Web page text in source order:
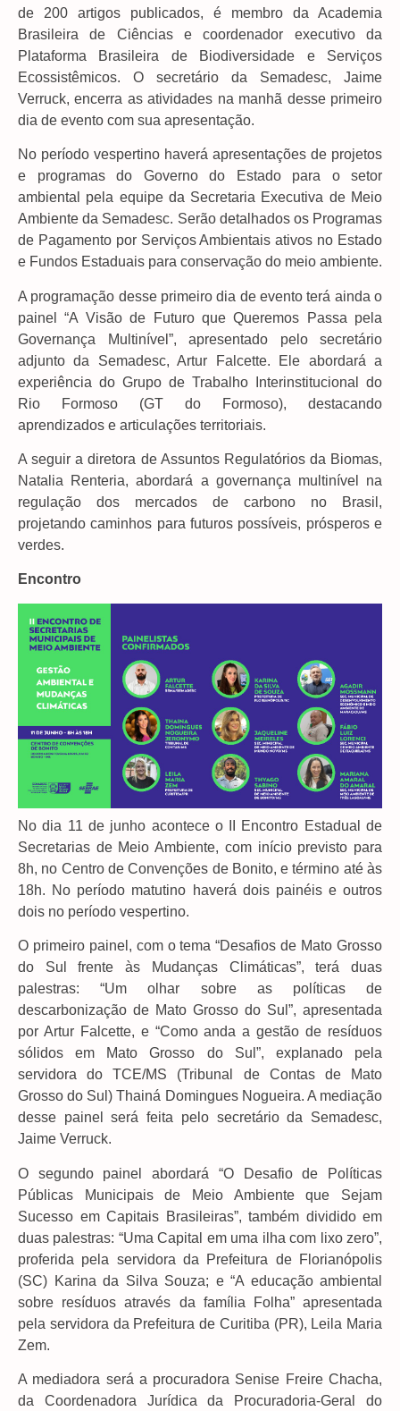
de 200 artigos publicados, é membro da Academia
Brasileira de Ciências e coordenador executivo da
Plataforma Brasileira de Biodiversidade e Serviços
Ecossistêmicos. O secretário da Semadesc, Jaime
Verruck, encerra as atividades na manhã desse primeiro
dia de evento com sua apresentação.
No período vespertino haverá apresentações de projetos
e programas do Governo do Estado para o setor
ambiental pela equipe da Secretaria Executiva de Meio
Ambiente da Semadesc. Serão detalhados os Programas
de Pagamento por Serviços Ambientais ativos no Estado
e Fundos Estaduais para conservação do meio ambiente.
A programação desse primeiro dia de evento terá ainda o
painel “A Visão de Futuro que Queremos Passa pela
Governança Multinível”, apresentado pelo secretário
adjunto da Semadesc, Artur Falcette. Ele abordará a
experiência do Grupo de Trabalho Interinstitucional do
Rio Formoso (GT do Formoso), destacando
aprendizados e articulações territoriais.
A seguir a diretora de Assuntos Regulatórios da Biomas,
Natalia Renteria, abordará a governança multinível na
regulação dos mercados de carbono no Brasil,
projetando caminhos para futuros possíveis, prósperos e
verdes.
Encontro
No dia 11 de junho acontece o II Encontro Estadual de
Secretarias de Meio Ambiente, com início previsto para
8h, no Centro de Convenções de Bonito, e término até às
18h. No período matutino haverá dois painéis e outros
dois no período vespertino.
O primeiro painel, com o tema “Desafios de Mato Grosso
do Sul frente às Mudanças Climáticas”, terá duas
palestras: “Um olhar sobre as políticas de
descarbonização de Mato Grosso do Sul”, apresentada
por Artur Falcette, e “Como anda a gestão de resíduos
sólidos em Mato Grosso do Sul”, explanado pela
servidora do TCE/MS (Tribunal de Contas de Mato
Grosso do Sul) Thainá Domingues Nogueira. A mediação
desse painel será feita pelo secretário da Semadesc,
Jaime Verruck.
O segundo painel abordará “O Desafio de Políticas
Públicas Municipais de Meio Ambiente que Sejam
Sucesso em Capitais Brasileiras”, também dividido em
duas palestras: “Uma Capital em uma ilha com lixo zero”,
proferida pela servidora da Prefeitura de Florianópolis
(SC) Karina da Silva Souza; e “A educação ambiental
sobre resíduos através da família Folha” apresentada
pela servidora da Prefeitura de Curitiba (PR), Leila Maria
Zem.
A mediadora será a procuradora Senise Freire Chacha,
da Coordenadora Jurídica da Procuradoria-Geral do